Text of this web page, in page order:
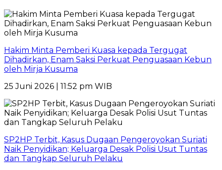
Hakim Minta Pemberi Kuasa kepada Tergugat
Dihadirkan, Enam Saksi Perkuat Penguasaan Kebun
oleh Mirja Kusuma
25 Juni 2026 | 11:52 pm WIB
SP2HP Terbit, Kasus Dugaan Pengeroyokan Suriati
Naik Penyidikan; Keluarga Desak Polisi Usut Tuntas
dan Tangkap Seluruh Pelaku